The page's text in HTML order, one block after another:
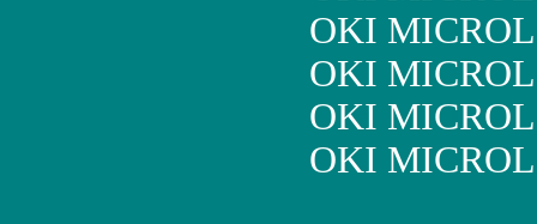
OKI
OKI
OKI
OKI